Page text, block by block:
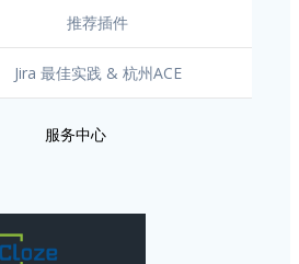
推荐插件
Jira 最佳实践 & 杭州ACE
服务中心